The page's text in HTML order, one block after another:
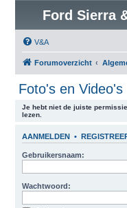
Ford Sierra
V&A
Forumoverzicht
Foto's en Video's
Je hebt niet de juiste
lezen.
AANMELDEN •
Gebruikersnaam:
Wachtwoord: